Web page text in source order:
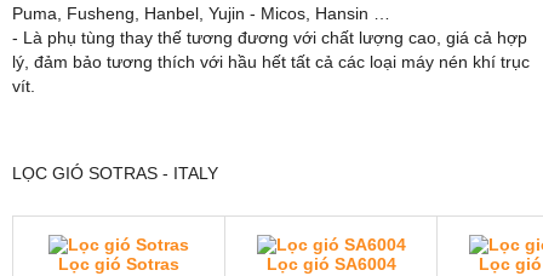
Puma, Fusheng, Hanbel, Yujin - Micos, Hansin …
- Là phụ tùng thay thế tương đương với chất lượng cao, giá cả hợp
lý, đảm bảo tương thích với hầu hết tất cả các loại máy nén khí trục
vít.
LỌC GIÓ SOTRAS - ITALY
Lọc gió Sotras Lọc gió SA6004 Lọc gió